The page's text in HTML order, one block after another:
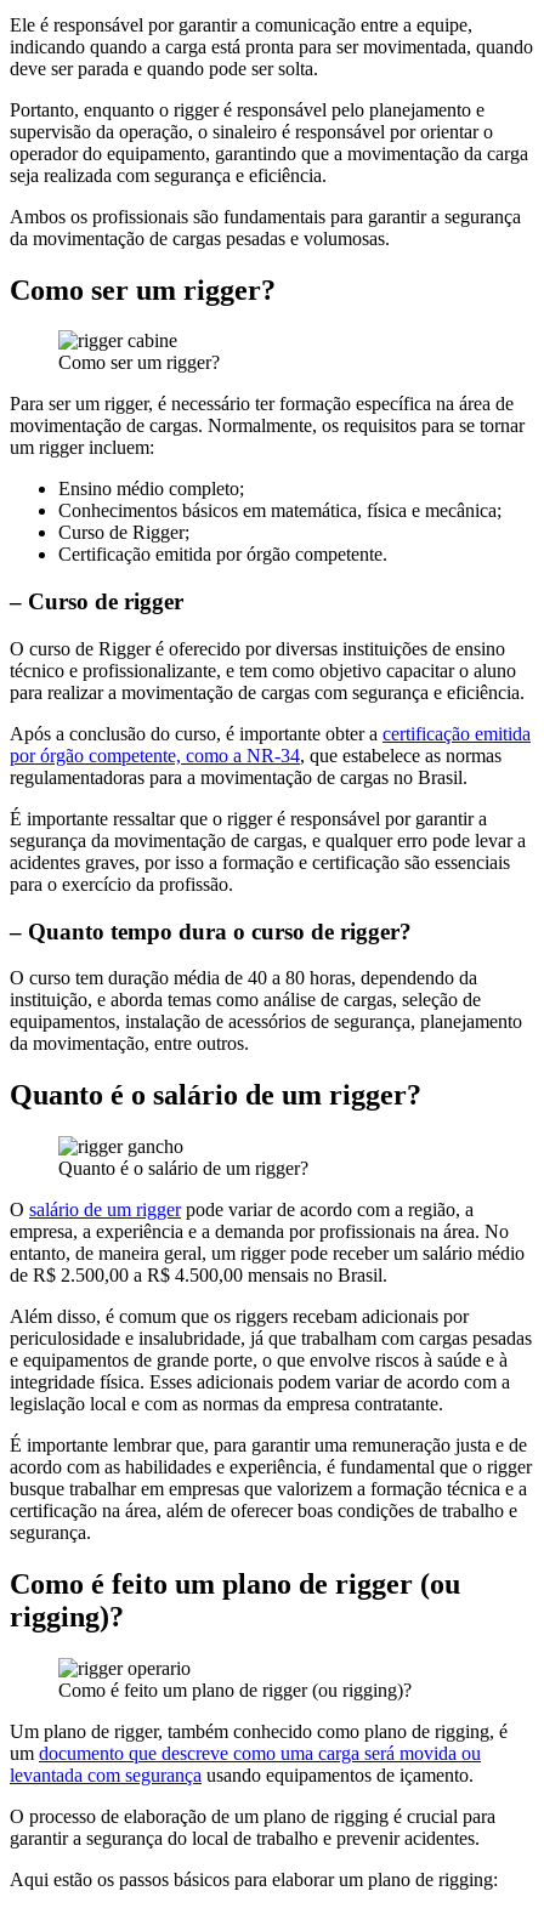
Ele é responsável por garantir a comunicação entre a equipe,
indicando quando a carga está pronta para ser movimentada, quando
deve ser parada e quando pode ser solta.
Portanto, enquanto o rigger é responsável pelo planejamento e
supervisão da operação, o sinaleiro é responsável por orientar o
operador do equipamento, garantindo que a movimentação da carga
seja realizada com segurança e eficiência.
Ambos os profissionais são fundamentais para garantir a segurança
da movimentação de cargas pesadas e volumosas.
Como ser um rigger?
Como ser um rigger?
Para ser um rigger, é necessário ter formação específica na área de
movimentação de cargas. Normalmente, os requisitos para se tornar
um rigger incluem:
Ensino médio completo;
Conhecimentos básicos em matemática, física e mecânica;
Curso de Rigger;
Certificação emitida por órgão competente.
– Curso de rigger
O curso de Rigger é oferecido por diversas instituições de ensino
técnico e profissionalizante, e tem como objetivo capacitar o aluno
para realizar a movimentação de cargas com segurança e eficiência.
Após a conclusão do curso, é importante obter a certificação emitida
por órgão competente, como a NR-34, que estabelece as normas
regulamentadoras para a movimentação de cargas no Brasil.
É importante ressaltar que o rigger é responsável por garantir a
segurança da movimentação de cargas, e qualquer erro pode levar a
acidentes graves, por isso a formação e certificação são essenciais
para o exercício da profissão.
– Quanto tempo dura o curso de rigger?
O curso tem duração média de 40 a 80 horas, dependendo da
instituição, e aborda temas como análise de cargas, seleção de
equipamentos, instalação de acessórios de segurança, planejamento
da movimentação, entre outros.
Quanto é o salário de um rigger?
Quanto é o salário de um rigger?
O salário de um riggerpode variar de acordo com a região, a
empresa, a experiência e a demanda por profissionais na área. No
entanto, de maneira geral, um rigger pode receber um salário médio
de R$ 2.500,00 a R$ 4.500,00 mensais no Brasil.
Além disso, é comum que os riggers recebam adicionais por
periculosidade e insalubridade, já que trabalham com cargas pesadas
e equipamentos de grande porte, o que envolve riscos à saúde e à
integridade física. Esses adicionais podem variar de acordo com a
legislação local e com as normas da empresa contratante.
É importante lembrar que, para garantir uma remuneração justa e de
acordo com as habilidades e experiência, é fundamental que o rigger
busque trabalhar em empresas que valorizem a formação técnica e a
certificação na área, além de oferecer boas condições de trabalho e
segurança.
Como é feito um plano de rigger (ou
rigging)?
Como é feito um plano de rigger (ou rigging)?
Um plano de rigger, também conhecido como plano de rigging, é
um documento que descreve como uma carga será movida ou
levantada com segurança usando equipamentos de içamento.
O processo de elaboração de um plano de rigging é crucial para
garantir a segurança do local de trabalho e prevenir acidentes.
Aqui estão os passos básicos para elaborar um plano de rigging: